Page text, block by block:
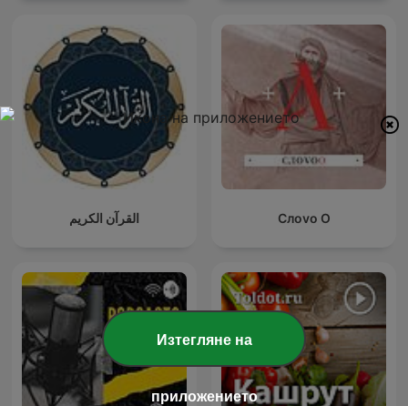
القرآن الكريم Слоvо О
Изтегляне на
приложението